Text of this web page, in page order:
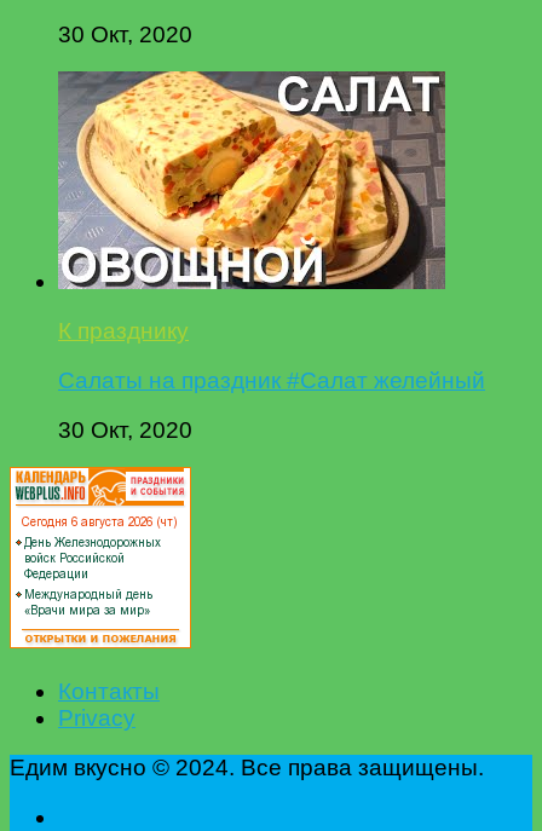
30 Окт, 2020
К празднику
Салаты на праздник #Салат желейный
30 Окт, 2020
Контакты
Privacy
Едим вкусно © 2024. Все права защищены.